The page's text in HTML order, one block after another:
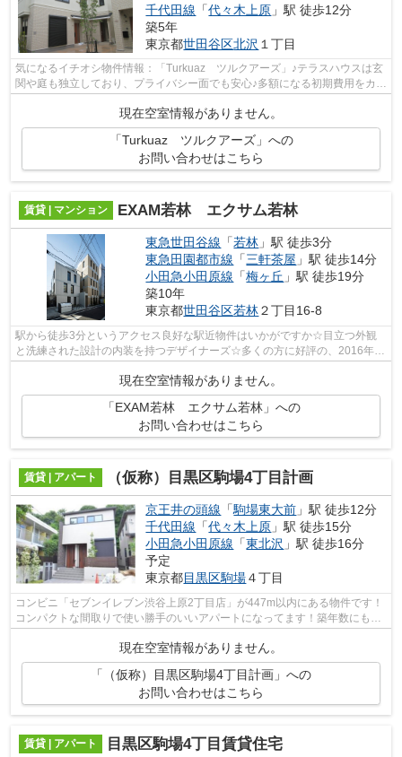
千代田線 「代々木上原 」駅 徒歩12分
築5年
東京都世田谷区北沢 １丁目
気になるイチオシ物件情報：「Turkuaz ツルクアーズ」♪テラスハウスは玄
関や庭も独立しており、プライバシー面でも安心♪多額になる初期費用をカー
現在空室情報がありません。
「Turkuaz ツルクアーズ」への
お問い合わせはこちら
賃貸 | マンション EXAM若林 エクサム若林
東急世田谷線 「若林 」駅 徒歩3分
東急田園都市線 「三軒茶屋 」駅 徒歩14分
小田急小田原線 「梅ヶ丘 」駅 徒歩19分
築10年
東京都世田谷区若林２丁目16-8
駅から徒歩3分というアクセス良好な駅近物件はいかがですか☆目立つ外観
と洗練された設計の内装を持つデザイナーズ☆多くの方に好評の、2016年築
の物件☆敷地内には使いやすいごみ置き場...
現在空室情報がありません。
「EXAM若林 エクサム若林」への
お問い合わせはこちら
賃貸 | アパート （仮称）目黒区駒場4丁目計画
京王井の頭線 「駒場東大前 」駅 徒歩12分
千代田線 「代々木上原 」駅 徒歩15分
小田急小田原線 「東北沢 」駅 徒歩16分
予定
東京都目黒区駒場４丁目
コンビニ「セブンイレブン渋谷上原2丁目店」が447m以内にある物件です！
コンパクトな間取りで使い勝手のいいアパートになってます！築年数にもこ
だわりのある方、コチラは2021年築の物...
現在空室情報がありません。
「（仮称）目黒区駒場4丁目計画」への
お問い合わせはこちら
賃貸 | アパート 目黒区駒場4丁目賃貸住宅